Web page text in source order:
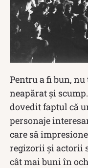
Pentru a fi bun,
neapărat și
dovedit faptul că
personaje
care să
regizorii și actorii
cât mai buni în